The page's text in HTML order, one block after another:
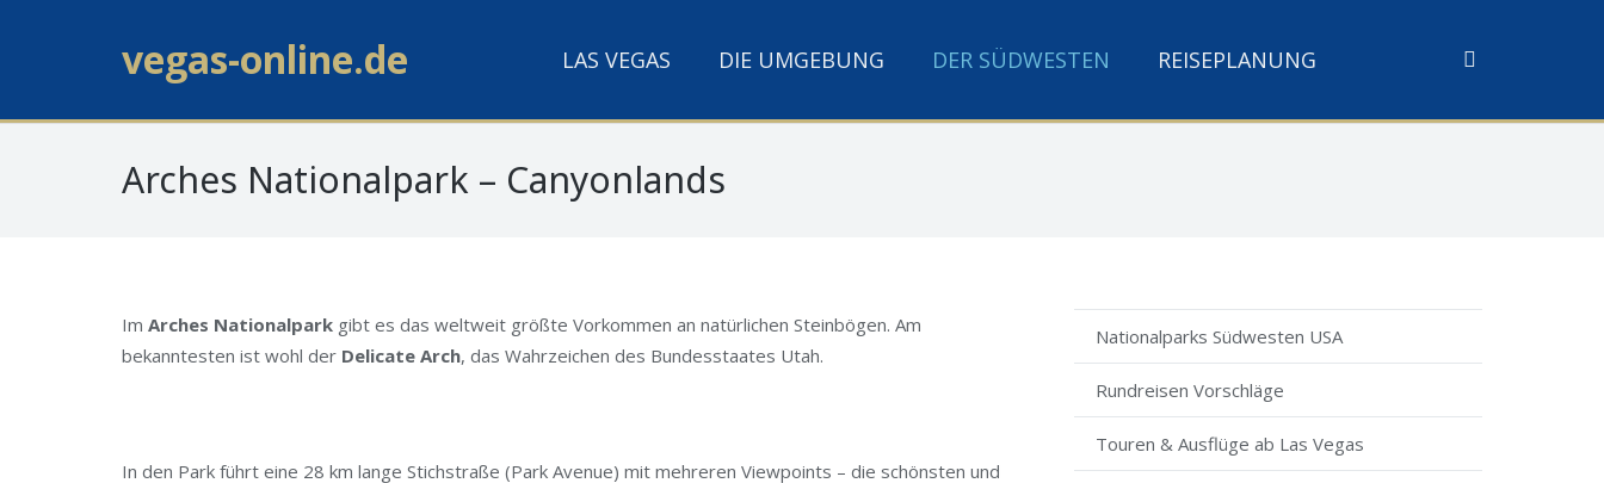
vegas-online.de LAS VEGAS DIE UMGEBUNG DER SÜDWESTEN REISEPLANUNG
Arches Nationalpark – Canyonlands
Im Arches Nationalpark gibt es das weltweit größte Vorkommen an natürlichen Steinbögen. Am
bekanntesten ist wohl der Delicate Arch, das Wahrzeichen des Bundesstaates Utah.
In den Park führt eine 28 km lange Stichstraße (Park Avenue) mit mehreren Viewpoints – die schönsten und
Nationalparks Südwesten USA
Rundreisen Vorschläge
Touren & Ausflüge ab Las Vegas